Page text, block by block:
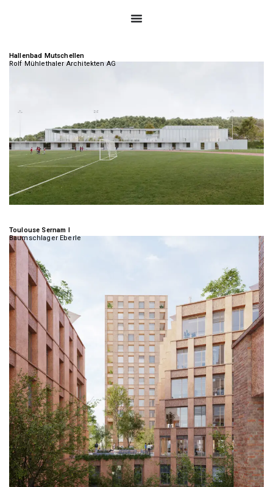
Hallenbad Mutschellen
Rolf Mühlethaler Architekten AG
Toulouse Sernam I
Baumschlager Eberle